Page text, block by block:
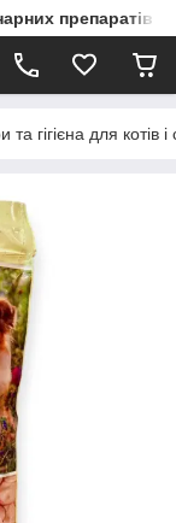
препаратів
гігієна для котів і